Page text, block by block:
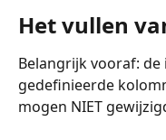
Het vullen
Belangrijk vooraf:
gedefinieerde
mogen NIET